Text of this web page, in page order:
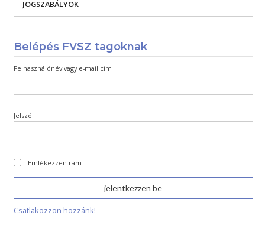
JOGSZABÁLYOK
Belépés FVSZ tagoknak
Felhasználónév vagy e-mail cím
Jelszó
Emlékezzen rám
Csatlakozzon hozzánk!